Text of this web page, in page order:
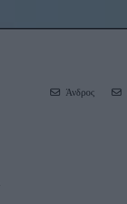
Άνδρος